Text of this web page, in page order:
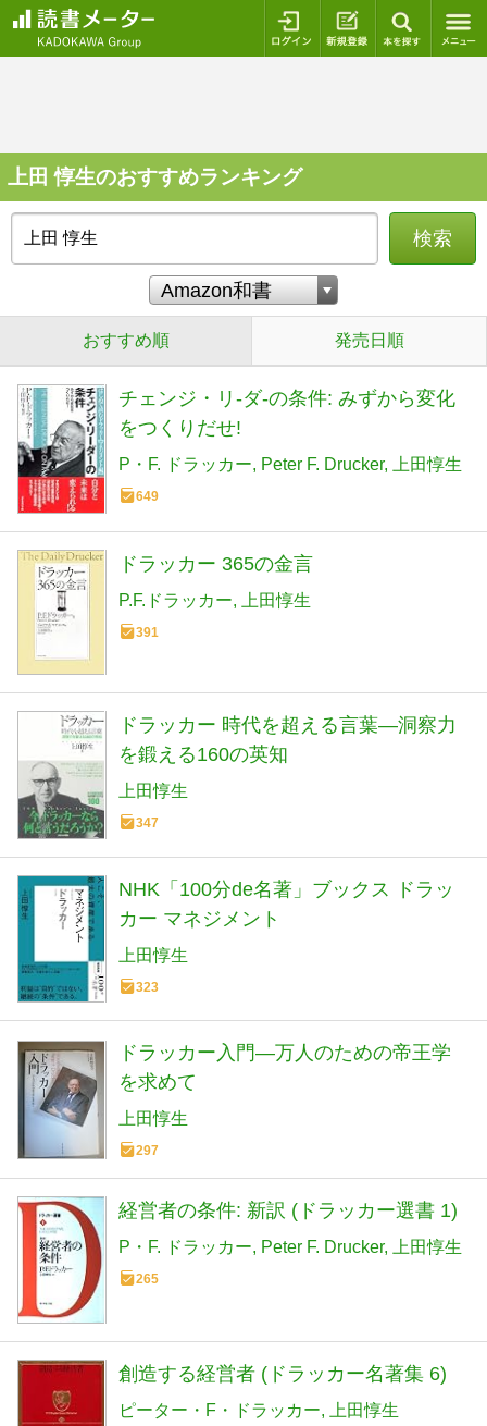
ログイン 新規登録
上田 惇生のおすすめランキング
検索
おすすめ順 発売日順
チェンジ・リ-ダ-の条件: みずから変化
をつくりだせ!
P・F. ドラッカー Peter F. Drucker 上田惇生
649
ドラッカー 365の金言
P.F.ドラッカー 上田惇生
391
ドラッカー 時代を超える言葉―洞察力
を鍛える160の英知
上田惇生
347
NHK「100分de名著」ブックス ドラッ
カー マネジメント
上田惇生
323
ドラッカー入門―万人のための帝王学
を求めて
上田惇生
297
経営者の条件: 新訳 (ドラッカー選書 1)
P・F. ドラッカー Peter F. Drucker 上田惇生
265
創造する経営者 (ドラッカー名著集 6)
ピーター・F・ドラッカー 上田惇生